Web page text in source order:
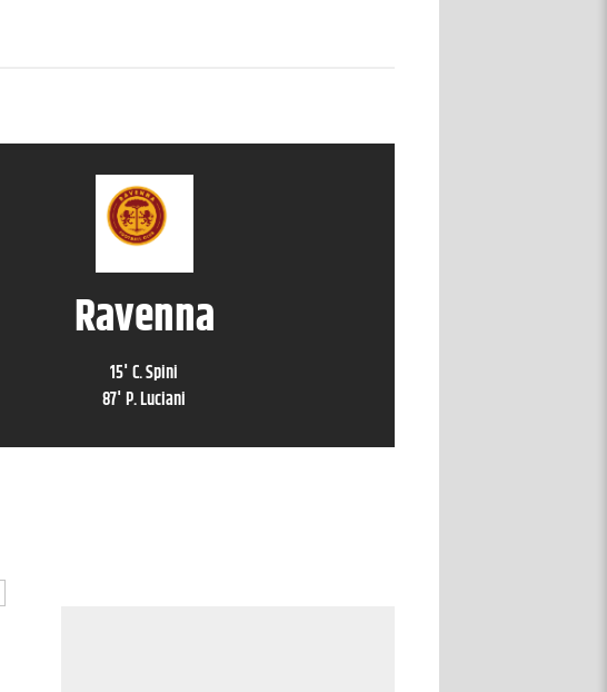
Ravenna
15' C. Spini
87' P. Luciani